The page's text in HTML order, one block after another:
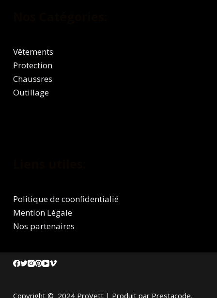
Vêtements
Protection
Chaussres
Outillage
Politique de coonfidentialié
Mention Légale
Nos partenaires
Copyright © 2024 ProVett | Produit par Prestacode.